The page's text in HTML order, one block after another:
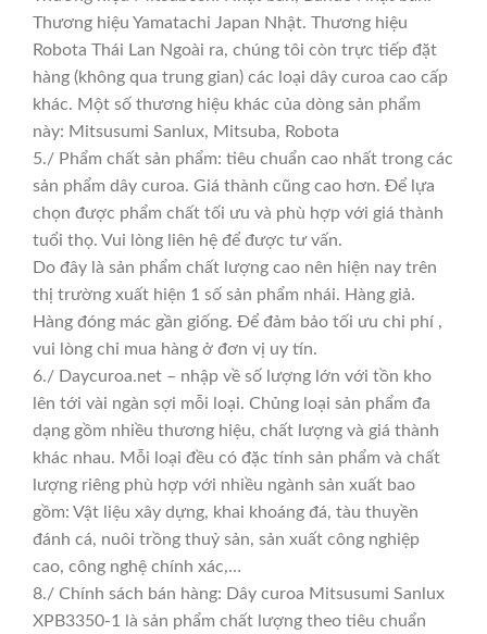
Thương hiệu Yamatachi Japan Nhật. Thương hiệu
Robota Thái Lan Ngoài ra, chúng tôi còn trực tiếp đặt
hàng (không qua trung gian) các loại dây curoa cao cấp
khác. Một số thương hiệu khác của dòng sản phẩm
này: Mitsusumi Sanlux, Mitsuba, Robota
5./ Phẩm chất sản phẩm: tiêu chuẩn cao nhất trong các
sản phẩm dây curoa. Giá thành cũng cao hơn. Để lựa
chọn được phẩm chất tối ưu và phù hợp với giá thành
tuổi thọ. Vui lòng liên hệ để được tư vấn.
Do đây là sản phẩm chất lượng cao nên hiện nay trên
thị trường xuất hiện 1 số sản phẩm nhái. Hàng giả.
Hàng đóng mác gần giống. Để đảm bảo tối ưu chi phí ,
vui lòng chỉ mua hàng ở đơn vị uy tín.
6./ Daycuroa.net – nhập về số lượng lớn với tồn kho
lên tới vài ngàn sợi mỗi loại. Chủng loại sản phẩm đa
dạng gồm nhiều thương hiệu, chất lượng và giá thành
khác nhau. Mỗi loại đều có đặc tính sản phẩm và chất
lượng riêng phù hợp với nhiều ngành sản xuất bao
gồm: Vật liệu xây dựng, khai khoáng đá, tàu thuyền
đánh cá, nuôi trồng thuỷ sản, sản xuất công nghiệp
cao, công nghệ chính xác,…
8./ Chính sách bán hàng: Dây curoa Mitsusumi Sanlux
XPB3350-1 là sản phẩm chất lượng theo tiêu chuẩn